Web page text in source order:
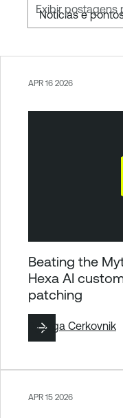
Exibir postagens
APR 16 2026
Beating the
Hexa AI
patching
ByZiga Cerkovnik
APR 15 2026